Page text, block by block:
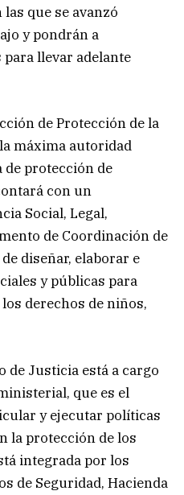
que se avanzó
y pondrán a
llevar adelante
de Protección de la
máxima autoridad
protección de
con un
Social, Legal,
de Coordinación de
diseñar, elaborar e
y públicas para
derechos de niños,
de Justicia está a cargo
que es el
y ejecutar políticas
la protección de los
integrada por los
de Seguridad, Hacienda